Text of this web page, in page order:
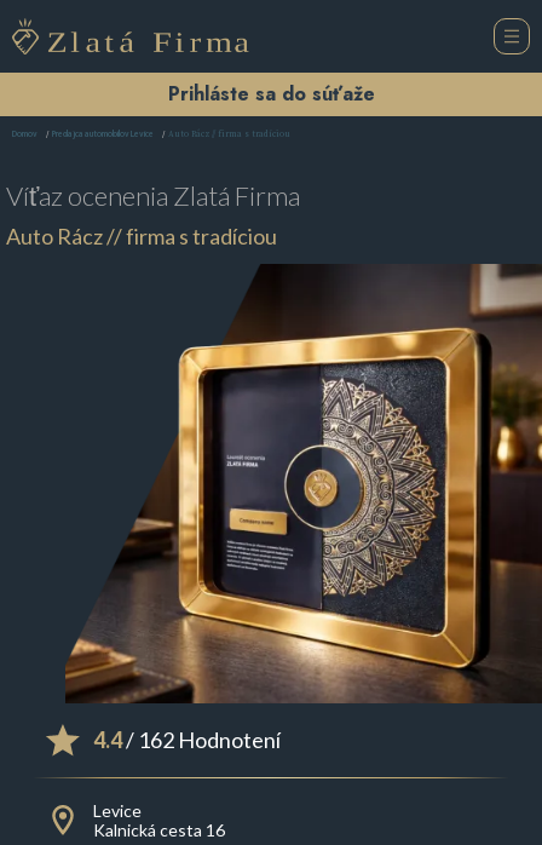
Prihláste sa do súťaže
Domov Predajca automobilov Levice Auto Rácz // firma s tradíciou
Víťaz ocenenia Zlatá Firma
Auto Rácz // firma s tradíciou
4.4/ 162 Hodnotení
Levice
Kalnická cesta 16